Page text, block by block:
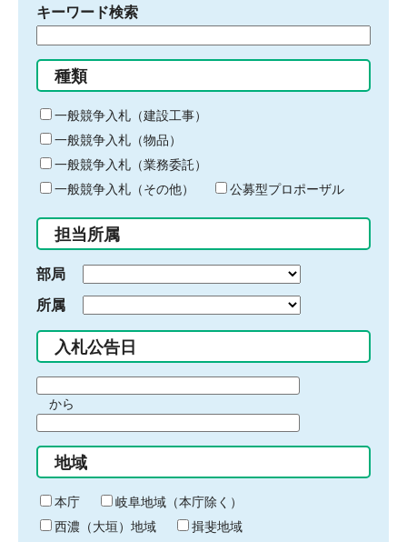
キーワード検索
る
キ
ー
ワ
ー
ド
入
力
種類
一般競争入札（建設工事）
一般競争入札（物品）
一般競争入札（業務委託）
一般競争入札（その他）
公募型プロポーザル
担当所属
部局
所属
入札公告日
間
始
り
から
間
終
わ
り
地域
本庁
岐阜地域（本庁除く）
西濃（大垣）地域
揖斐地域